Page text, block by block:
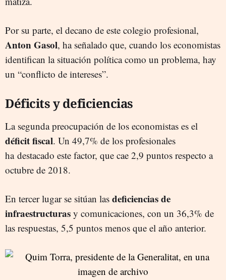
Por su parte, el decano de este colegio profesional,
Anton Gasol, ha señalado que, cuando los economistas
identifican la situación política como un problema, hay
un “conflicto de intereses”.
Déficits y deficiencias
La segunda preocupación de los economistas es el
déficit fiscal. Un 49,7% de los profesionales
ha destacado este factor, que cae 2,9 puntos respecto a
octubre de 2018.
En tercer lugar se sitúan las deficiencias de
infraestructuras y comunicaciones, con un 36,3% de
las respuestas, 5,5 puntos menos que el año anterior.